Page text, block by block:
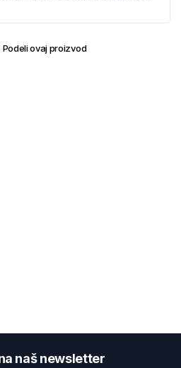
Podeli ovaj proizvod
naš newsletter